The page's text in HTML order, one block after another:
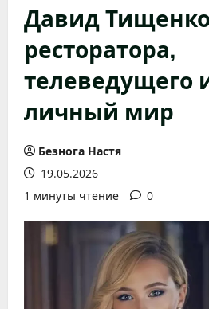
Давид
ресторатора,
телеведущего
личный мир
Безнога Настя
19.05.2026
1 минуты чтение
0